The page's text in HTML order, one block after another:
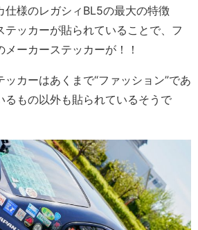
仕様のレガシィBL5の最大の特徴
テッカーが貼られていることで、フ
ーカーステッカーが！！
ッカーはあくまで“ファッション”であ
るもの以外も貼られているそうで